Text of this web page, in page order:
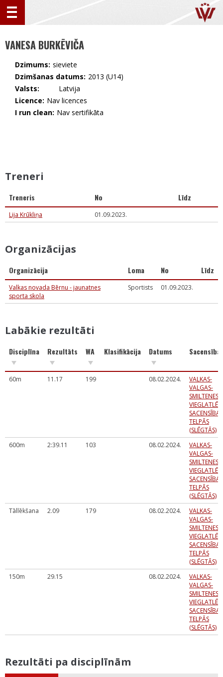
VANESA BURKĒVIČA
Dzimums: sieviete
Dzimšanas datums: 2013 (U14)
Valsts:
🇱🇻 Latvija
Licence: Nav licences
I run clean: Nav sertifikāta
Treneri
Treneris No Līdz
Lija Krūkliņa 01.09.2023.
Organizācijas
Organizācija Loma No Līdz
Valkas novada Bērnu - jaunatnes
sporta skola
Sportists 01.09.2023.
Labākie rezultāti
Disciplīna Rezultāts WA Klasifikācija Datums
60m 11.17 199 08.02.2024.
VALKAS-
VALGAS-
SMILTENES
SACENSĪBAS
TELPĀS
(SLĒGTĀS)
600m
2:39.11 103 08.02.2024.
VALKAS-
VALGAS-
SMILTENES
SACENSĪBAS
TELPĀS
(SLĒGTĀS)
Tāllēkšana
2.09 179 08.02.2024.
VALKAS-
VALGAS-
SMILTENES
SACENSĪBAS
TELPĀS
(SLĒGTĀS)
150m
29.15 08.02.2024.
VALKAS-
VALGAS-
SMILTENES
SACENSĪBAS
TELPĀS
(SLĒGTĀS)
Rezultāti pa disciplīnām